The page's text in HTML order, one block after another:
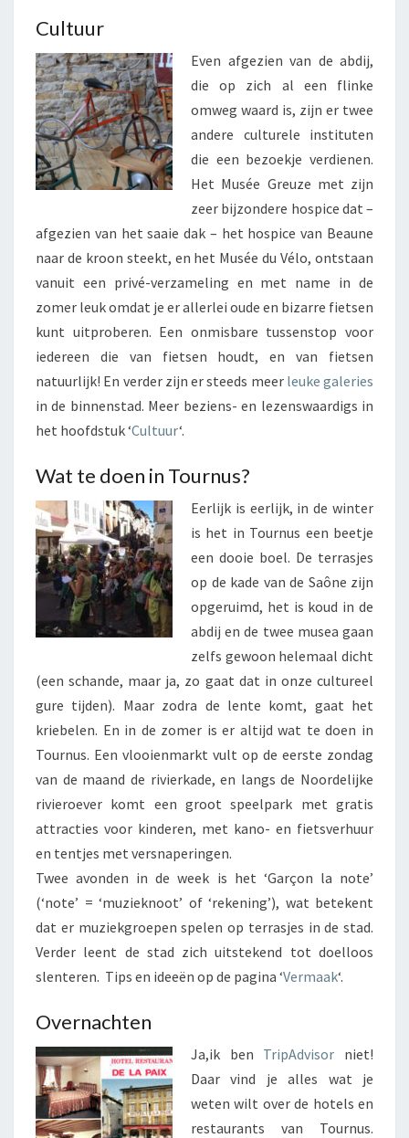
Cultuur
Even afgezien van de abdij,
die op zich al een flinke
omweg waard is, zijn er twee
andere culturele instituten
die een bezoekje verdienen.
Het Musée Greuze met zijn
zeer bijzondere hospice dat –
afgezien van het saaie dak – het hospice van Beaune
naar de kroon steekt, en het Musée du Vélo, ontstaan
vanuit een privé-verzameling en met name in de
zomer leuk omdat je er allerlei oude en bizarre fietsen
kunt uitproberen. Een onmisbare tussenstop voor
iedereen die van fietsen houdt, en van fietsen
natuurlijk! En verder zijn er steeds meer leuke galeries
in de binnenstad. Meer beziens- en lezenswaardigs in
het hoofdstuk ‘Cultuur‘.
Wat te doen in Tournus?
Eerlijk is eerlijk, in de winter
is het in Tournus een beetje
een dooie boel. De terrasjes
op de kade van de Saône zijn
opgeruimd, het is koud in de
abdij en de twee musea gaan
zelfs gewoon helemaal dicht
(een schande, maar ja, zo gaat dat in onze cultureel
gure tijden). Maar zodra de lente komt, gaat het
kriebelen. En in de zomer is er altijd wat te doen in
Tournus. Een vlooienmarkt vult op de eerste zondag
van de maand de rivierkade, en langs de Noordelijke
rivieroever komt een groot speelpark met gratis
attracties voor kinderen, met kano- en fietsverhuur
en tentjes met versnaperingen.
Twee avonden in de week is het ‘Garçon la note’
(‘note’ = ‘muzieknoot’ of ‘rekening’), wat betekent
dat er muziekgroepen spelen op terrasjes in de stad.
Verder leent de stad zich uitstekend tot doelloos
slenteren. Tips en ideeën op de pagina ‘Vermaak‘.
Overnachten
Ja,ik ben TripAdvisor niet!
Daar vind je alles wat je
weten wilt over de hotels en
restaurants van Tournus.